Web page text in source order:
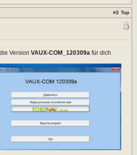
#2 Top
Version VAUX-COM_120309a für dich